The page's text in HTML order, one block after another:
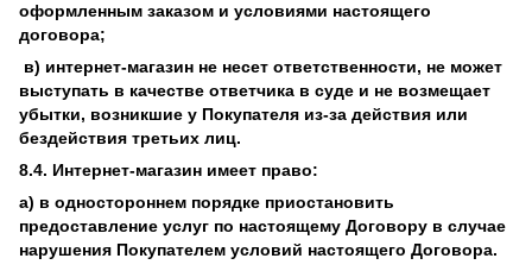
оформленным заказом и условиями настоящего
договора;
в) интернет-магазин не несет ответственности, не может
выступать в качестве ответчика в суде и не возмещает
убытки, возникшие у Покупателя из-за действия или
бездействия третьих лиц.
8.4. Интернет-магазин имеет право:
а) в одностороннем порядке приостановить
предоставление услуг по настоящему Договору в случае
нарушения Покупателем условий настоящего Договора.